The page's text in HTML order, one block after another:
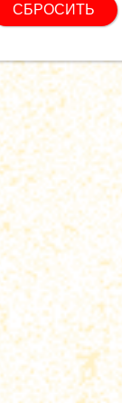
СБРОСИТЬ